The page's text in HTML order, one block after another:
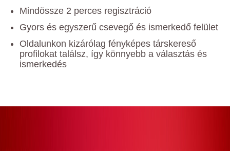
Mindössze 2 perces regisztráció
Gyors és egyszerű csevegő és ismerkedő felület
Oldalunkon kizárólag fényképes társkereső
profilokat találsz, így könnyebb a választás és
ismerkedés